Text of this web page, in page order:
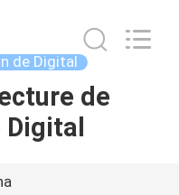
de Digital
de
Digital